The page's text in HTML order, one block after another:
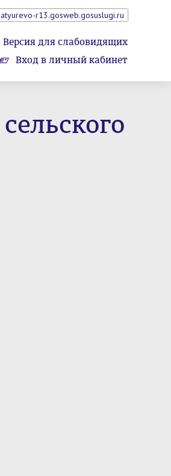
atyurevo-r13.gosweb.gosuslugi.ru
Версия для слабовидящих
Вход в личный кабинет